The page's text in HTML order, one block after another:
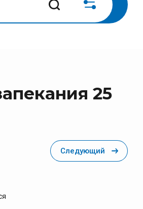
25
Следующий